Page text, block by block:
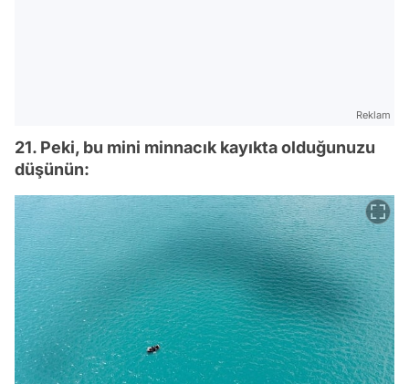
Reklam
21. Peki, bu mini minnacık kayıkta olduğunuzu
düşünün: